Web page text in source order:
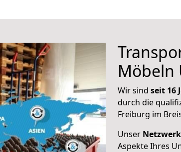
Möbeln
Wir sind seit 16
durch die
Freiburg im
Unser Netzwerk
Aspekte Ihres